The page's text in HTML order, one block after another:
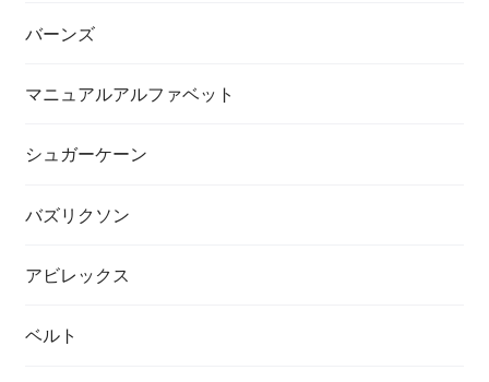
バーンズ
マニュアルアルファベット
シュガーケーン
バズリクソン
アビレックス
ベルト